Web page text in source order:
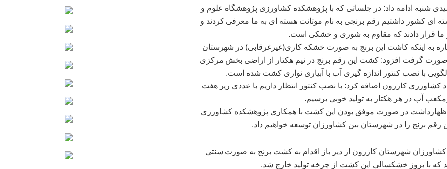
شنبه ادامه داد:‌ در جلساتی که با پژوهشکده کشاورزی پژوهشگاه علوم و
ای کشور داشتیم رقم برنجی به نام موتانت هسته ای به ما معرفی کردند و
ما قرار دادند که مقاوم به شوری و خشکی است.
به اینکه کاشت این برنج به صورت خشکه کاری(غیرغرقابی) در شهرستان
گرفت افزود: کشت این رقم برنج در نیم هکتار از اراضی بخش مرکزی
با نصب کنتور اندازه گیری آب با آبیاری نواری کشت شده است.
کشاورزی کازرون اضافه کرد: با نصب کنتور انتظار داریم با عددی زیر هفت
آب در هر هکتار به تولید خوبی برسیم.
در صورت موفق بودن این کشت با همکاری پژوهشکده کشاورزی
برنج را در شهرستان بین کشاورزان توسعه خواهیم داد.
کشاورزان شهرستان کازرون از دیر باز اقدام به کشت برنج به صورت سنتی
که با بروز خشکسالی این کشت از چرخه تولید خارج شد.